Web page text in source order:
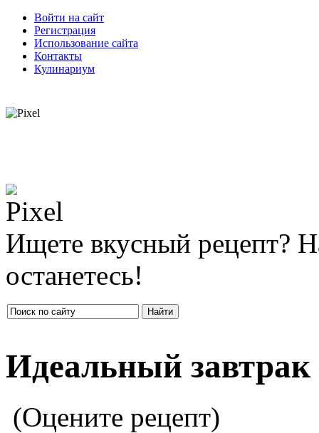
Войти на сайт
Регистрация
Использование сайта
Контакты
Кулинариум
Ищете вкусный рецепт?
останетесь!
Найти
Идеальный
(Оцените рецепт)